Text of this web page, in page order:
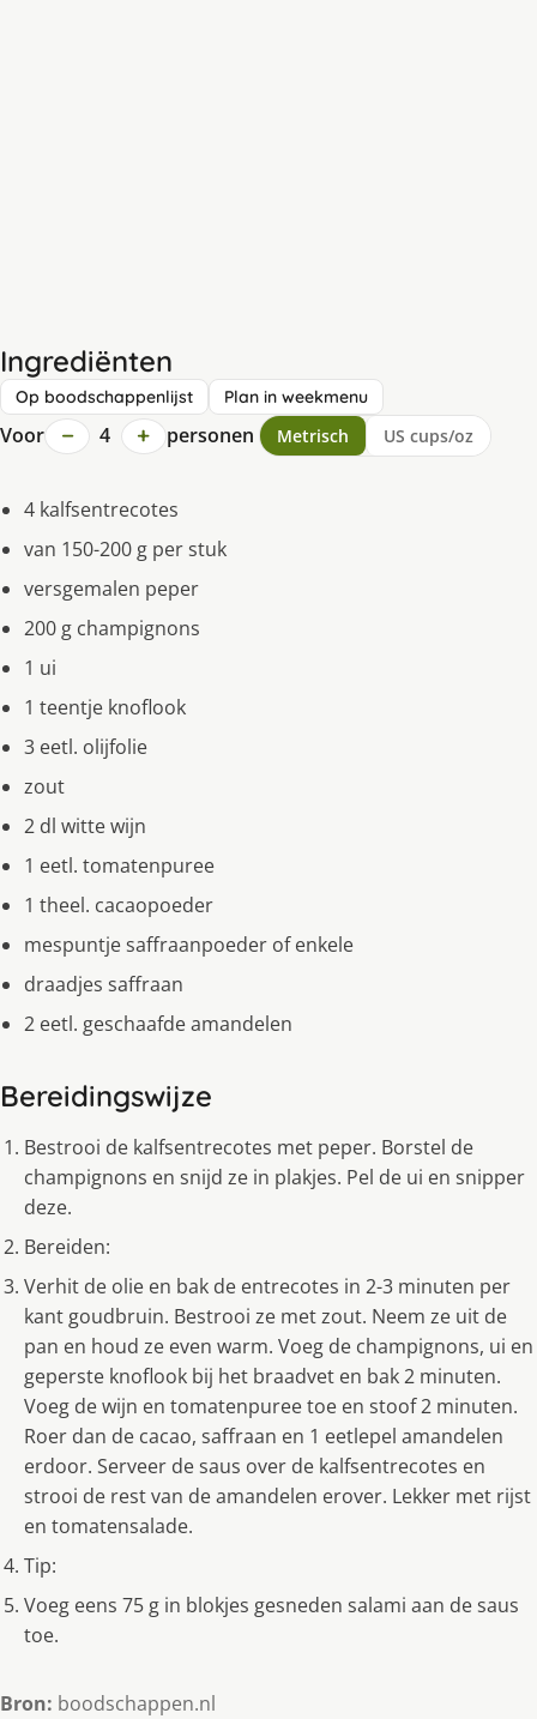
Ingrediënten
Op boodschappenlijst Plan in weekmenu
Voor − 4 + personen Metrisch US cups/oz
4 kalfsentrecotes
van 150-200 g per stuk
versgemalen peper
200 g champignons
1 ui
1 teentje knoflook
3 eetl. olijfolie
zout
2 dl witte wijn
1 eetl. tomatenpuree
1 theel. cacaopoeder
mespuntje saffraanpoeder of enkele
draadjes saffraan
2 eetl. geschaafde amandelen
Bereidingswijze
Bestrooi de kalfsentrecotes met peper. Borstel de
champignons en snijd ze in plakjes. Pel de ui en snipper
deze.
Bereiden:
Verhit de olie en bak de entrecotes in 2-3 minuten per
kant goudbruin. Bestrooi ze met zout. Neem ze uit de
pan en houd ze even warm. Voeg de champignons, ui en
geperste knoflook bij het braadvet en bak 2 minuten.
Voeg de wijn en tomatenpuree toe en stoof 2 minuten.
Roer dan de cacao, saffraan en 1 eetlepel amandelen
erdoor. Serveer de saus over de kalfsentrecotes en
strooi de rest van de amandelen erover. Lekker met rijst
en tomatensalade.
Tip:
Voeg eens 75 g in blokjes gesneden salami aan de saus
toe.
Bron: boodschappen.nl